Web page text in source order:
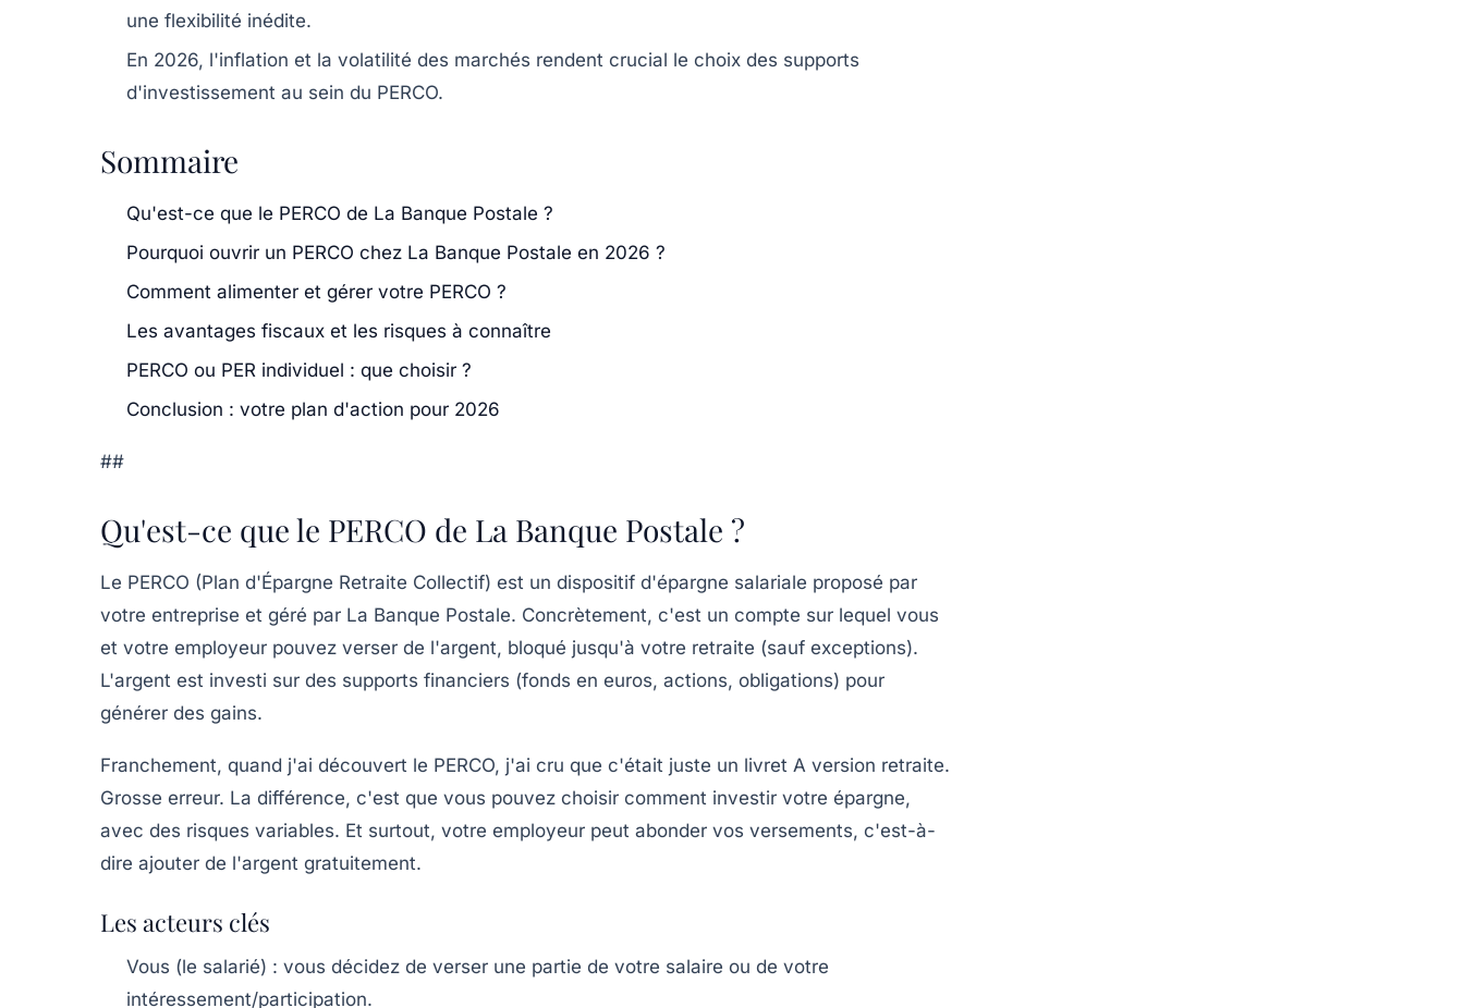
une flexibilité inédite.
En 2026, l'inflation et la volatilité des marchés rendent crucial le choix des supports
d'investissement au sein du PERCO.
Sommaire
Qu'est-ce que le PERCO de La Banque Postale ?
Pourquoi ouvrir un PERCO chez La Banque Postale en 2026 ?
Comment alimenter et gérer votre PERCO ?
Les avantages fiscaux et les risques à connaître
PERCO ou PER individuel : que choisir ?
Conclusion : votre plan d'action pour 2026
##
Qu'est-ce que le PERCO de La Banque Postale ?
Le PERCO (Plan d'Épargne Retraite Collectif) est un dispositif d'épargne salariale proposé par
votre entreprise et géré par La Banque Postale. Concrètement, c'est un compte sur lequel vous
et votre employeur pouvez verser de l'argent, bloqué jusqu'à votre retraite (sauf exceptions).
L'argent est investi sur des supports financiers (fonds en euros, actions, obligations) pour
générer des gains.
Franchement, quand j'ai découvert le PERCO, j'ai cru que c'était juste un livret A version retraite.
Grosse erreur. La différence, c'est que vous pouvez choisir comment investir votre épargne,
avec des risques variables. Et surtout, votre employeur peut abonder vos versements, c'est-à-
dire ajouter de l'argent gratuitement.
Les acteurs clés
Vous (le salarié) : vous décidez de verser une partie de votre salaire ou de votre
intéressement/participation.